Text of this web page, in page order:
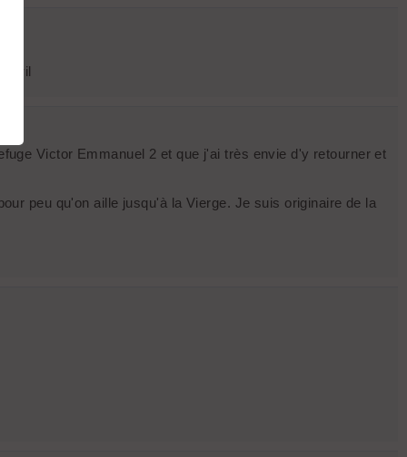
Victor Emmanuel 2 et que j'ai très envie d'y retourner et
peu qu'on aille jusqu'à la Vierge. Je suis originaire de la